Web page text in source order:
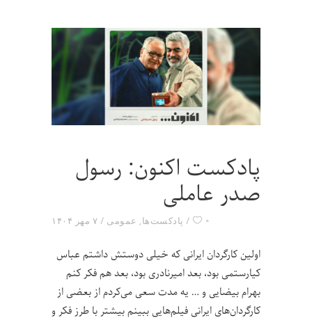
پادکست اکنون: رسول
صدر عاملی
۷ مهر ۱۴۰۴ پادکست‌ها, عمومی ۰
اولین کارگردان ایرانی که خیلی دوستش داشتم عباس
کیارستمی بود، بعد امیرنادری بود، بعد هم فکر کنم
بهرام بیضایی و … یه مدت سعی می‌کردم از بعضی از
کارگردان‌های ایرانی فیلم‌هایی ببینم بیشتر با طرز فکر و